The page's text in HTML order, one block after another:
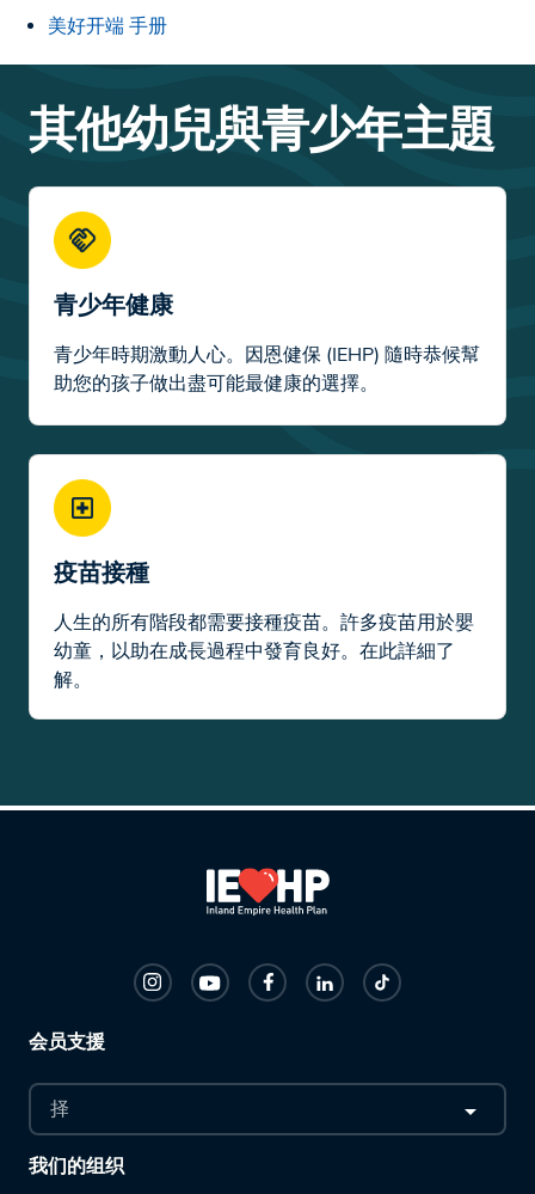
美好开端 手册
其他幼兒與青少年主題
青少年健康
青少年時期激動人心。因恩健保 (IEHP) 隨時恭候幫
助您的孩子做出盡可能最健康的選擇。
疫苗接種
人生的所有階段都需要接種疫苗。許多疫苗用於嬰
幼童，以助在成長過程中發育良好。在此詳細了
解。
会员支援
择
我们的组织